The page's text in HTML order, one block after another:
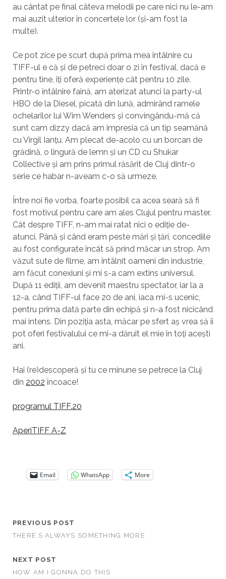
au cântat pe final câteva melodii pe care nici nu le-am
mai auzit ulterior în concertele lor (și-am fost la
multe).
Ce pot zice pe scurt după prima mea întâlnire cu
TIFF-ul e că și de petreci doar o zi în festival, dacă e
pentru tine, îți oferă experiențe cât pentru 10 zile.
Printr-o întâlnire faină, am aterizat atunci la party-ul
HBO de la Diesel, picată din lună, admirând ramele
ochelarilor lui Wim Wenders și convingându-mă că
sunt cam dizzy dacă am impresia că un tip seamănă
cu Virgil Ianțu. Am plecat de-acolo cu un borcan de
grădină, o lingură de lemn și un CD cu Shukar
Collective și am prins primul răsărit de Cluj dintr-o
serie ce habar n-aveam c-o să urmeze.
Între noi fie vorba, foarte posibil ca acea seară să fi
fost motivul pentru care am ales Clujul pentru master.
Cât despre TIFF, n-am mai ratat nici o ediție de-
atunci. Până și când eram peste mări și țări, concediile
au fost configurate încât să prind măcar un strop. Am
văzut sute de filme, am întâlnit oameni din industrie,
am făcut conexiuni și mi s-a cam extins universul.
După 11 ediții, am devenit maestru spectator, iar la a
12-a, când TIFF-ul face 20 de ani, iaca mi-s ucenic,
pentru prima dată parte din echipă și n-a fost nicicând
mai intens. Din poziția asta, măcar pe sfert aș vrea să îi
pot oferi festivalului ce mi-a dăruit el mie în toți acești
ani.
Hai (re)descoperă și tu ce minune se petrece la Cluj
din 2002 încoace!
programul TIFF.20
AperiTIFF A-Z
Email WhatsApp More
PREVIOUS POST
THERE’S ALWAYS SOMETHING MORE
NEXT POST
HOW AM I GONNA DO THIS